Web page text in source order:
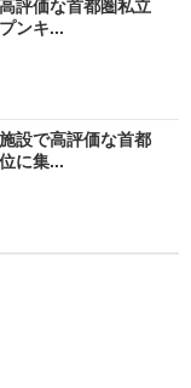
評価な首都圏私立
ンキ...
設で高評価な首都
に集...